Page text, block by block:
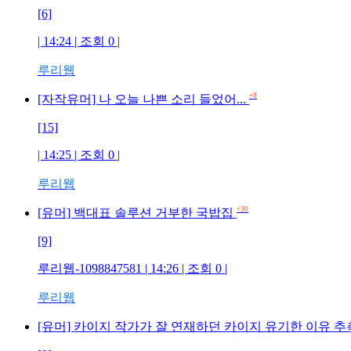
[6]
| 14:24 | 조회 0 |
루리웹
[자작유머] 나 오늘 나쁜 소리 들었어... +8
[15]
| 14:25 | 조회 0 |
루리웹
[유머] 백대표 솔루션 거부한 국밥집 +30
[9]
루리웹-1098847581 | 14:26 | 조회 0 |
루리웹
[유머] 카이지 작가가 잘 연재하던 카이지 유기한 이유 추